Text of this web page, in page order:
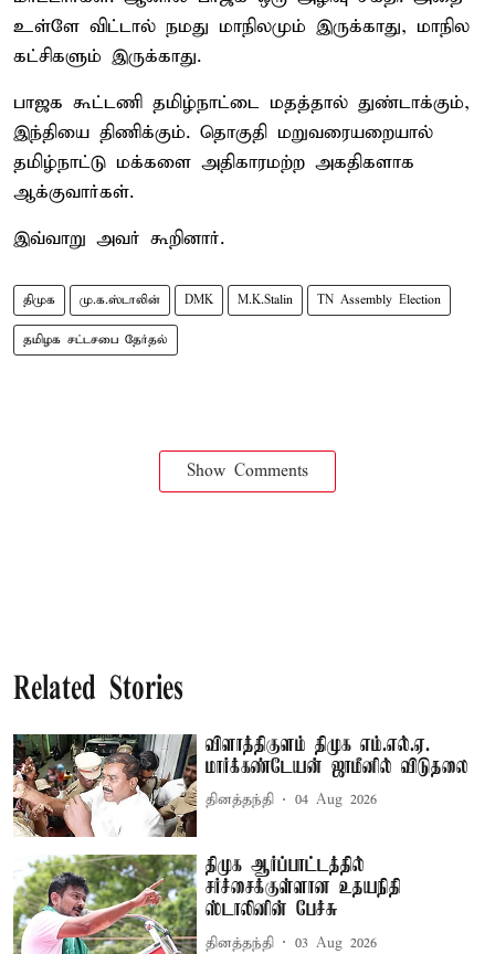
உள்ளே விட்டால் நமது மாநிலமும் இருக்காது, மாநில
கட்சிகளும் இருக்காது.
பாஜக கூட்டணி தமிழ்நாட்டை மதத்தால் துண்டாக்கும்,
இந்தியை திணிக்கும். தொகுதி மறுவரையறையால்
தமிழ்நாட்டு மக்களை அதிகாரமற்ற அகதிகளாக
ஆக்குவார்கள்.
இவ்வாறு அவர் கூறினார்.
திமுக மு.க.ஸ்டாலின் DMK M.K.Stalin TN Assembly Election
தமிழக சட்டசபை தேர்தல்
Show Comments
Related Stories
விளாத்திகுளம் திமுக எம்.எல்.ஏ.
மார்க்கண்டேயன் ஜாமீனில் விடுதலை
தினத்தந்தி 04 Aug 2026
திமுக ஆர்ப்பாட்டத்தில்
சர்ச்சைக்குள்ளான உதயநிதி
ஸ்டாலினின் பேச்சு
தினத்தந்தி 03 Aug 2026